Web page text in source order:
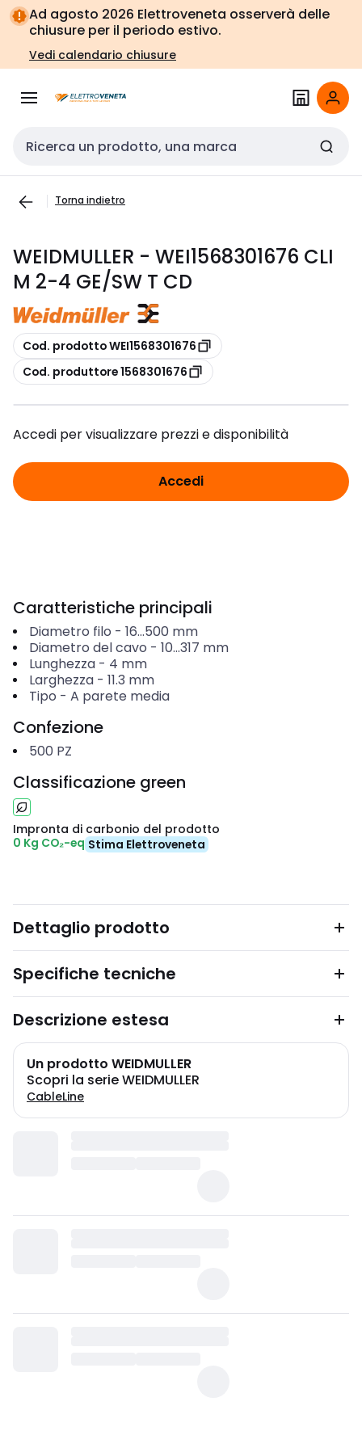
Vai alla
navigazione
Vai
alla
pagina
Ad agosto 2026 Elettroveneta osserverà delle
chiusure per il periodo estivo.
Vedi calendario chiusure
Cerca input
Torna indietro
WEIDMULLER - WEI1568301676 CLI
M 2-4 GE/SW T CD
copia
Cod. prodotto WEI1568301676
copia
Cod. produttore 1568301676
Accedi per visualizzare prezzi e disponibilità
Accedi
Caratteristiche principali
Diametro filo - 16...500 mm
Diametro del cavo - 10...317 mm
Lunghezza- 4 mm
Larghezza- 11.3 mm
Tipo - A parete media
Confezione
500 PZ
Classificazione green
Impronta di carbonio del prodotto
0 Kg CO₂-eq Stima Elettroveneta
Dettaglio prodotto
Specifiche tecniche
Descrizione estesa
Un prodotto WEIDMULLER
Scopri la serie WEIDMULLER
CableLine